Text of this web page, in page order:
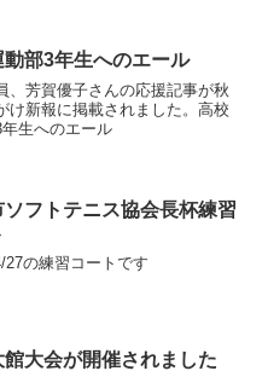
動部3年生へのエール
、芳賀優子さんの応援記事が秋
け新報に掲載されました。高校
生へのエール
ソフトテニス協会長杯練習
27の練習コートです
館大会が開催されました